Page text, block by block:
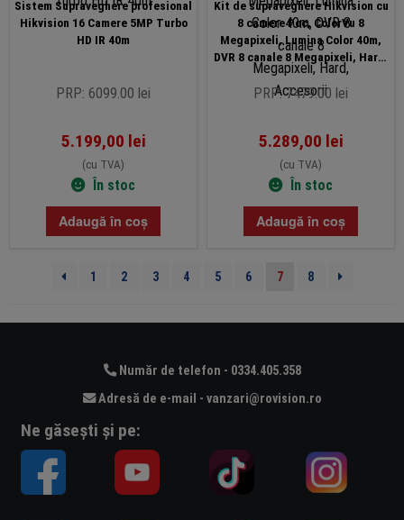
Sistem Supraveghere profesional
Hikvision 16 Camere 5MP Turbo
HD IR 40m
PRP: 6099.00 lei
5.199,00 lei
(cu TVA)
În stoc
Adaugă în coș
Kit de supraveghere Hikvision cu
8 camere Poc, ColorVu 8
Megapixeli, Lumina Color 40m,
DVR 8 canale 8 Megapixeli, Hard,
Accesorii
PRP: 7479.00 lei
5.289,00 lei
(cu TVA)
În stoc
Adaugă în coș
1 2 3 4 5 6 7 8
Număr de telefon - 0334.405.358
Adresă de e-mail - vanzari@rovision.ro
Ne găsești și pe: